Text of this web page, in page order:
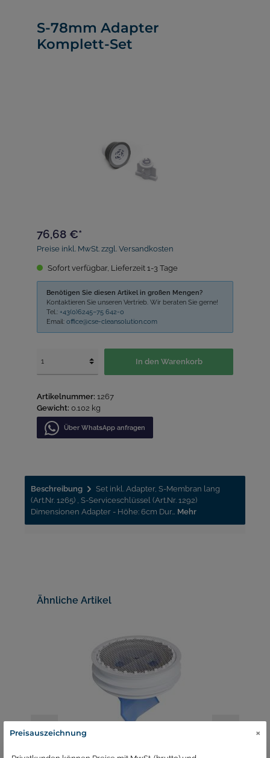
S-78mm Adapter
Komplett-Set
76,68 €*
Preise inkl. MwSt. zzgl. Versandkosten
Sofort verfügbar, Lieferzeit 1-3 Tage
Benötigen Sie diesen Artikel in großen Mengen?
Kontaktieren Sie unseren Vertrieb. Wir beraten Sie gerne!
Tel.: +43(0)6245–75 642-0
Email: office@cse-cleansolution.com
In den Warenkorb
Artikelnummer: 1267
Gewicht: 0.102 kg
Über WhatѕApp anfragеn
Beschreibung
Set inkl. Adapter, S-Membran lang
(Art.Nr. 1265) , S-Serviceschlüssel (Art.Nr. 1292)
Dimensionen Adapter - Höhe: 6cm Dur… Mehr
Ähnliche Artikel
Preisauszeichnung ×